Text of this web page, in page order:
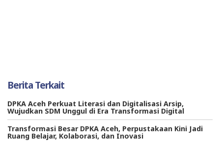
Berita Terkait
DPKA Aceh Perkuat Literasi dan Digitalisasi Arsip,
Wujudkan SDM Unggul di Era Transformasi Digital
Transformasi Besar DPKA Aceh, Perpustakaan Kini Jadi
Ruang Belajar, Kolaborasi, dan Inovasi